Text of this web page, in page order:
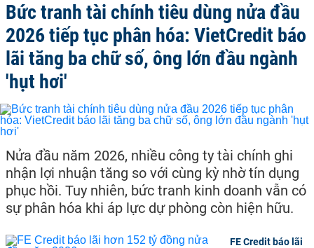
Bức tranh tài chính tiêu dùng nửa đầu
2026 tiếp tục phân hóa: VietCredit báo
lãi tăng ba chữ số, ông lớn đầu ngành
'hụt hơi'
Nửa đầu năm 2026, nhiều công ty tài chính ghi
nhận lợi nhuận tăng so với cùng kỳ nhờ tín dụng
phục hồi. Tuy nhiên, bức tranh kinh doanh vẫn có
sự phân hóa khi áp lực dự phòng còn hiện hữu.
FE Credit báo lãi